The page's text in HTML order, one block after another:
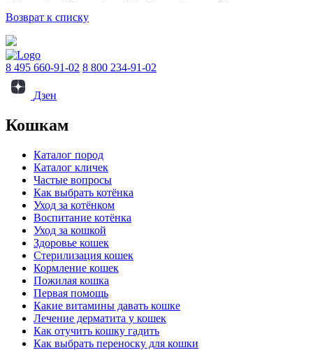
Возврат к списку
8 495 660-91-02 8 800 234-91-02
Дзен
Кошкам
Каталог пород
Каталог кличек
Частые вопросы
Как выбрать котёнка
Уход за котёнком
Воспитание котёнка
Уход за кошкой
Здоровье кошек
Стерилизация кошек
Кормление кошек
Пожилая кошка
Первая помощь
Какие витамины давать кошке
Лечение дерматита у кошек
Как отучить кошку гадить
Как выбрать переноску для кошки